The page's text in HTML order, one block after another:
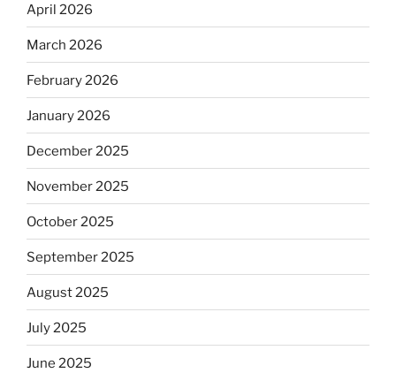
April 2026
March 2026
February 2026
January 2026
December 2025
November 2025
October 2025
September 2025
August 2025
July 2025
June 2025